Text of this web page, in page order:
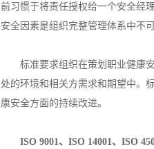
前习惯于将责任授权给一个安全经
安全因素是组织完整管理体系中不
标准要求组织在策划职业健康
处的环境和相关方需求和期望中。
康安全方面的持续改进。
ISO 9001、ISO 14001、ISO